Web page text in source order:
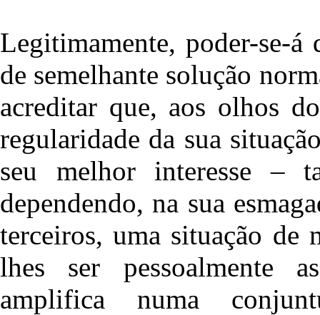
Legitimamente, poder-se-
de semelhante solução
acreditar que, aos olhos
regularidade da sua
seu melhor interesse –
dependendo, na sua
terceiros, uma situação de
lhes ser pessoalmente
amplifica numa